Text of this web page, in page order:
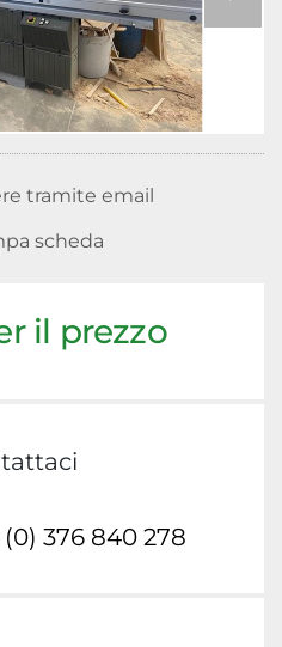
tramite email
scheda
il prezzo
(0) 376 840 278